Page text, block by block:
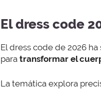
El dress code
El dress code de 2026 ha
para transformar el
La temática explora